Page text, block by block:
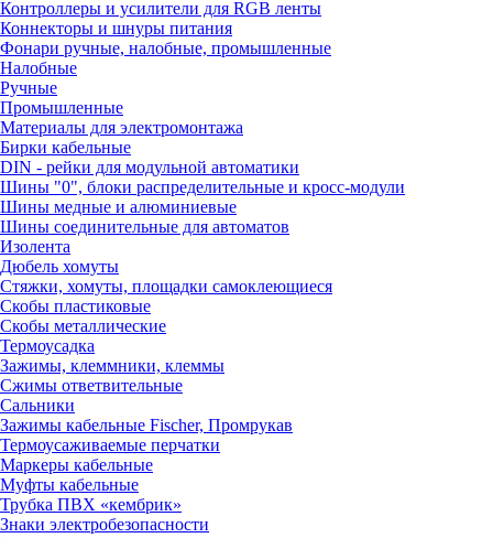
Контроллеры и усилители для RGB ленты
Коннекторы и шнуры питания
Фонари ручные, налобные, промышленные
Налобные
Ручные
Промышленные
Материалы для электромонтажа
Бирки кабельные
DIN - рейки для модульной автоматики
Шины "0", блоки распределительные и кросс-модули
Шины медные и алюминиевые
Шины соединительные для автоматов
Изолента
Дюбель хомуты
Стяжки, хомуты, площадки самоклеющиеся
Скобы пластиковые
Скобы металлические
Термоусадка
Зажимы, клеммники, клеммы
Сжимы ответвительные
Сальники
Зажимы кабельные Fischer, Промрукав
Термоусаживаемые перчатки
Маркеры кабельные
Муфты кабельные
Трубка ПВХ «кембрик»
Знаки электробезопасности